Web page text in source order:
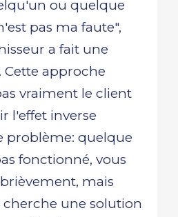
ou quelque
pas ma faute",
a fait une
Cette approche
vraiment le client
l'effet inverse
problème: quelque
fonctionné, vous
mais
une solution